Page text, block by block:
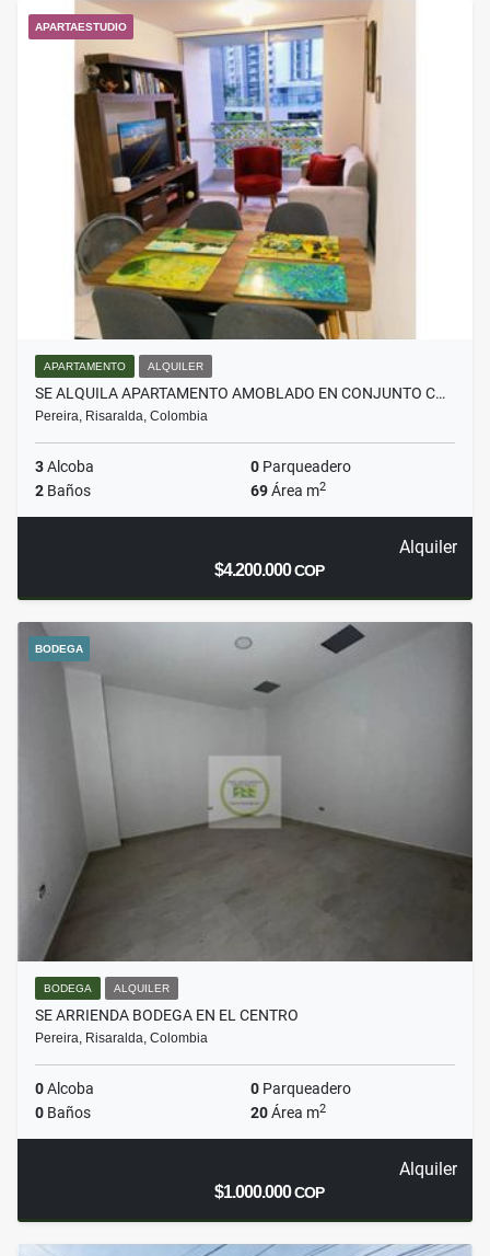
APARTAESTUDIO
APARTAMENTO ALQUILER
SE ALQUILA APARTAMENTO AMOBLADO EN CONJUNTO C…
Pereira, Risaralda, Colombia
3Alcoba 0 Parqueadero
2 Baños 69Área m2
Alquiler
$4.200.000COP
BODEGA
BODEGA ALQUILER
SE ARRIENDA BODEGA EN EL CENTRO
Pereira, Risaralda, Colombia
0Alcoba 0 Parqueadero
0 Baños 20Área m2
Alquiler
$1.000.000COP